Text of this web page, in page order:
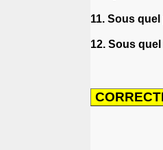
11. Sous
12. Sous